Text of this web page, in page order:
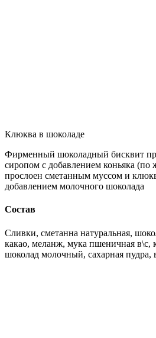
Клюква в шоколаде
Фирменный шоколадный бисквит
сиропом с добавлением коньяка (по
прослоен сметанным муссом и
добавлением молочного шоколада
Состав
Сливки, сметанна натуральная,
какао, меланж, мука пшеничная
шоколад молочный, сахарная пудра,